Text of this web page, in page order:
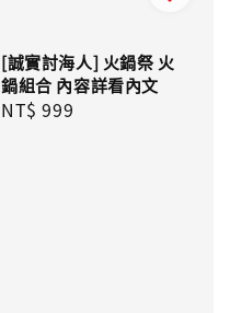
[誠實討海人] 火鍋祭 火
鍋組合 內容詳看內文
Regular
NT$ 999